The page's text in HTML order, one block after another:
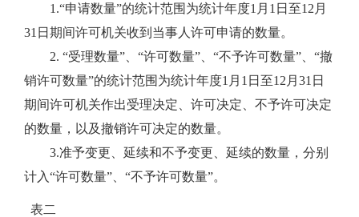
1.“申请数量”的统计范围为统计年度1月1日至12月
31日期间许可机关收到当事人许可申请的数量。
2. “受理数量”、“许可数量”、“不予许可数量”、“撤
销许可数量”的统计范围为统计年度1月1日至12月31日
期间许可机关作出受理决定、许可决定、不予许可决定
的数量，以及撤销许可决定的数量。
3.准予变更、延续和不予变更、延续的数量，分别
计入“许可数量”、“不予许可数量”。
表二